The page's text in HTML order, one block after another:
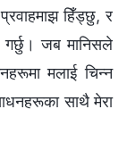
हिँड्छु, र
गर्छु। जब मानिसले
मलाई चिन्न
साथै मेरा